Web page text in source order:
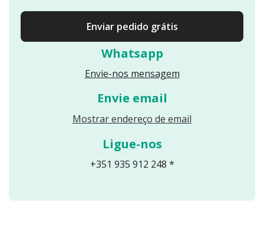
Whatsapp
Envie-nos mensagem
Envie email
Mostrar endereço de email
Ligue-nos
+351 935 912 248 *
Enviar pedido grátis